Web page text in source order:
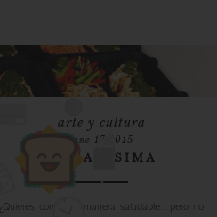
arte y cultura
june 17 2015
LA SANISIMA
¿Quieres comer de manera saludable… pero no